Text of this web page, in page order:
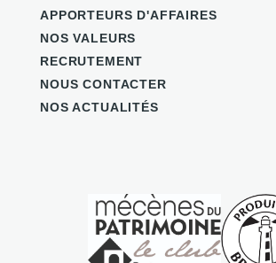
APPORTEURS D'AFFAIRES
NOS VALEURS
RECRUTEMENT
NOUS CONTACTER
NOS ACTUALITÉS